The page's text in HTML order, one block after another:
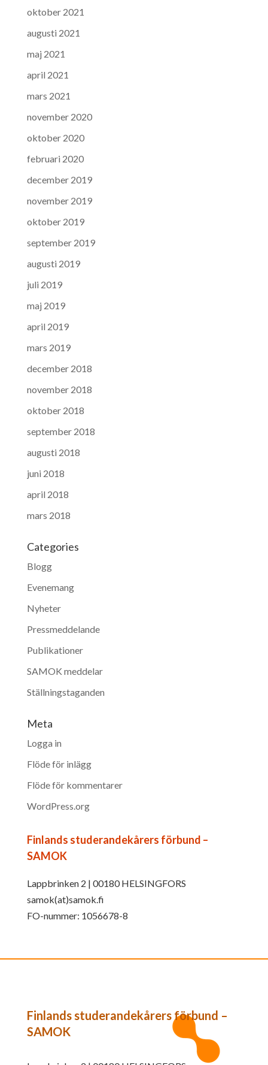
oktober 2021
augusti 2021
maj 2021
april 2021
mars 2021
november 2020
oktober 2020
februari 2020
december 2019
november 2019
oktober 2019
september 2019
augusti 2019
juli 2019
maj 2019
april 2019
mars 2019
december 2018
november 2018
oktober 2018
september 2018
augusti 2018
juni 2018
april 2018
mars 2018
Categories
Blogg
Evenemang
Nyheter
Pressmeddelande
Publikationer
SAMOK meddelar
Ställningstaganden
Meta
Logga in
Flöde för inlägg
Flöde för kommentarer
WordPress.org
Finlands studerandekårers förbund –
SAMOK
Lappbrinken 2 | 00180 HELSINGFORS
samok(at)samok.fi
FO-nummer: 1056678-8
Finlands studerandekårers förbund –
SAMOK